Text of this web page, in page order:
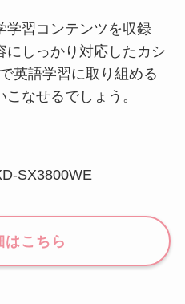
学習コンテンツを収録
にしっかり対応したカシ
英語学習に取り組める
なせるでしょう。
SX3800WE
はこちら